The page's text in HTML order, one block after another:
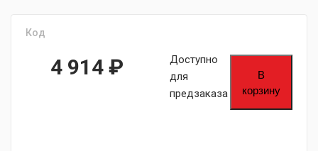
Код
4 914 ₽
Доступно
для
предзаказа
В
корзину